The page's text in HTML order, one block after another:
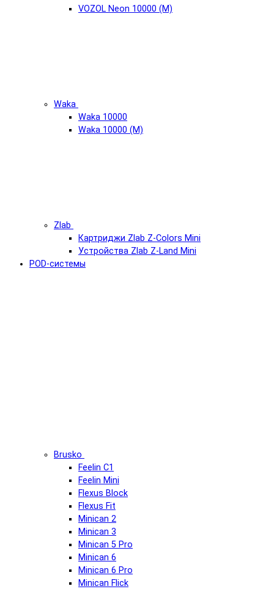
VOZOL Neon 10000 (М)
Waka
Waka 10000
Waka 10000 (М)
Zlab
Картриджи Zlab Z-Colors Mini
Устройства Zlab Z-Land Mini
POD-системы
Brusko
Feelin C1
Feelin Mini
Flexus Block
Flexus Fit
Minican 2
Minican 3
Minican 5 Pro
Minican 6
Minican 6 Pro
Minican Flick